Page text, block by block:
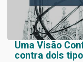
Uma Visão
contra dois